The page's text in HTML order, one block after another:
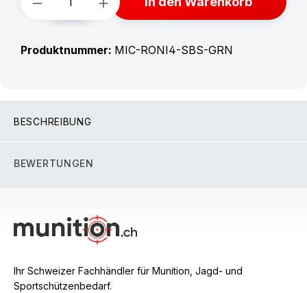
Produktnummer: MIC-RONI4-SBS-GRN
BESCHREIBUNG
BEWERTUNGEN
Ihr Schweizer Fachhändler für Munition, Jagd- und
Sportschützenbedarf.